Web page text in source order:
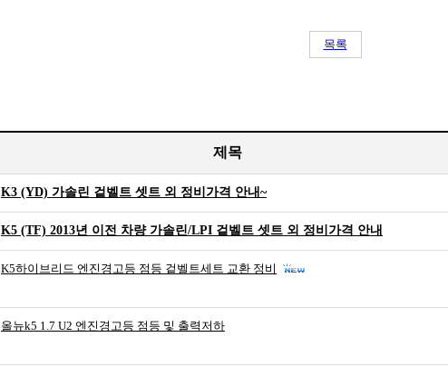
목록
제목
K3 (YD) 가솔린 겉벨트 셋트 외 정비가격 안내~
K5 (TF) 2013년 이전 차량 가솔린/LPI 겉벨트 셋트 외 정비가격 안내
K5하이브리드 엔진경고등 점등 겉벨트세트 교환 정비
올뉴k5 1.7 U2 엔진경고등 점등 및 출력저하